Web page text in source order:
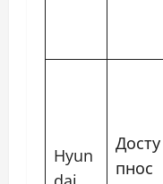
Hyun
Досту
пнос